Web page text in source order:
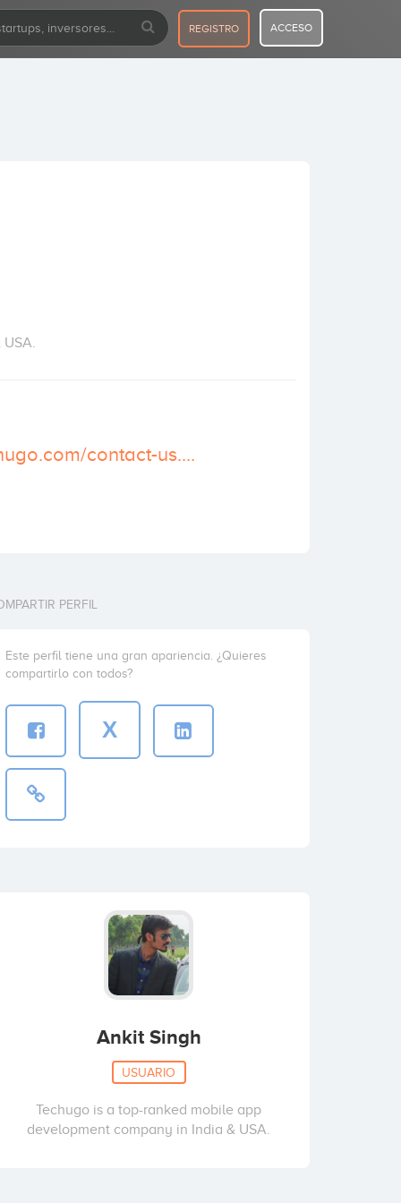
REGISTRO ACCESO
http://www.techugo.com/contact-us.php
PERFIL
Este perfil tiene una gran apariencia. ¿Quieres
compartirlo con todos?
X
Ankit Singh
USUARIO
Techugo is a top-ranked mobile app
development company in India & USA.